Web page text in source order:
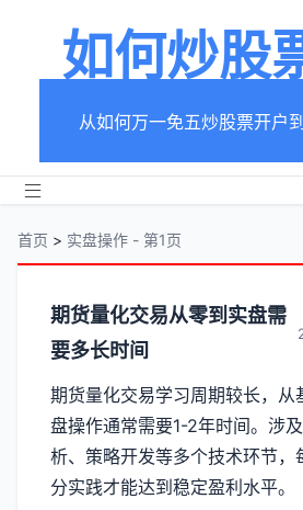
如何炒股
从如何万一免五炒股票开户
首页 > 实盘操作 - 第1页
分
类
【实
盘
操
期货量化交易从零到实盘需
要多长时间
期货量化交易学习周期较长，从
盘操作通常需要1-2年时间。涉
析、策略开发等多个技术环节，
分实践才能达到稳定盈利水平。